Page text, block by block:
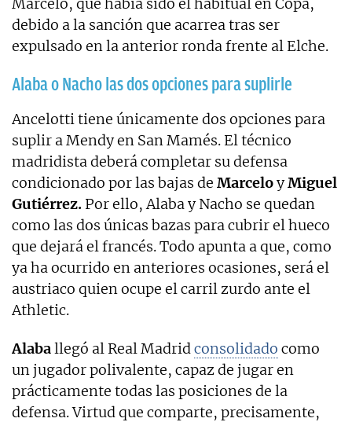
debido a la sanción que acarrea tras ser
expulsado en la anterior ronda frente al Elche.
Alaba o Nacho las dos opciones para suplirle
Ancelotti tiene únicamente dos opciones para
suplir a Mendy en San Mamés. El técnico
madridista deberá completar su defensa
condicionado por las bajas de MarceloyMiguel
Gutiérrez. Por ello, Alaba y Nacho se quedan
como las dos únicas bazas para cubrir el hueco
que dejará el francés. Todo apunta a que, como
ya ha ocurrido en anteriores ocasiones, será el
austriaco quien ocupe el carril zurdo ante el
Athletic.
Alaballegó al Real Madridconsolidado como
un jugador polivalente, capaz de jugar en
prácticamente todas las posiciones de la
defensa. Virtud que comparte, precisamente,